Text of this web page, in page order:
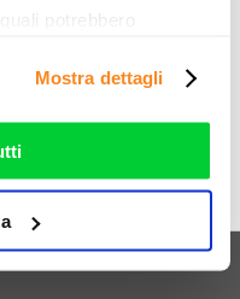
potrebbero
dei loro servizi. Vedi
cliccando sul
le diverse categorie di
Mostra dettagli
preventivo